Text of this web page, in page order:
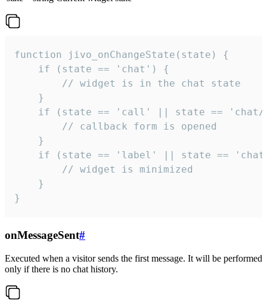
function jivo_onChangeState(state) {
    if (state == 'chat') {
        // widget is in the chat state
    }
if (state == 'call' || state ==
        // callback form is opened
    }
if (state == 'label' || state ==
        // widget is minimized
    }
}
onMessageSent#
Executed when a visitor sends the first message. It will be performed
only if there is no chat history.